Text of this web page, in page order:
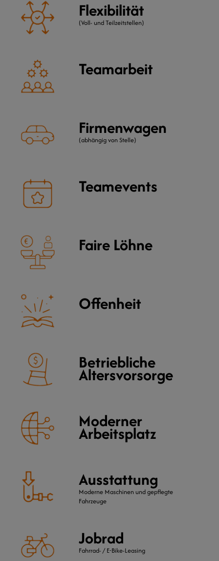
Flexibilität
(Voll- und Teilzeitstellen)
Teamarbeit
Firmenwagen
(abhängig von Stelle)
Teamevents
Faire Löhne
Offenheit
Betriebliche
Altersvorsorge
Moderner
Arbeitsplatz
Ausstattung
Moderne Maschinen und gepflegte
Fahrzeuge
Jobrad
Fahrrad- / E-Bike-Leasing